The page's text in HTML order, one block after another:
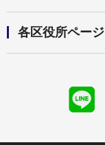
各区役所ページ